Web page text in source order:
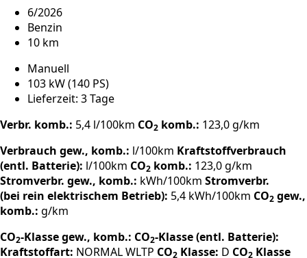
6/2026
Benzin
10 km
Manuell
103 kW (140 PS)
Lieferzeit: 3 Tage
Verbr. komb.: 5,4 l/100km CO2 komb.: 123,0 g/km
Verbrauch gew., komb.: l/100km Kraftstoffverbrauch
(entl. Batterie): l/100km CO2 komb.: 123,0 g/km
Stromverbr. gew., komb.: kWh/100km Stromverbr.
(bei rein elektrischem Betrieb): 5,4 kWh/100km CO2 gew.,
komb.: g/km
CO2-Klasse gew., komb.: CO2-Klasse (entl. Batterie):
Kraftstoffart: NORMALWLTP CO2 Klasse: D CO2 Klasse